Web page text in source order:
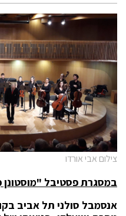
צילום אבי אורדו
במסגרת פסטיבל
אנסמבל סולני תל אביב